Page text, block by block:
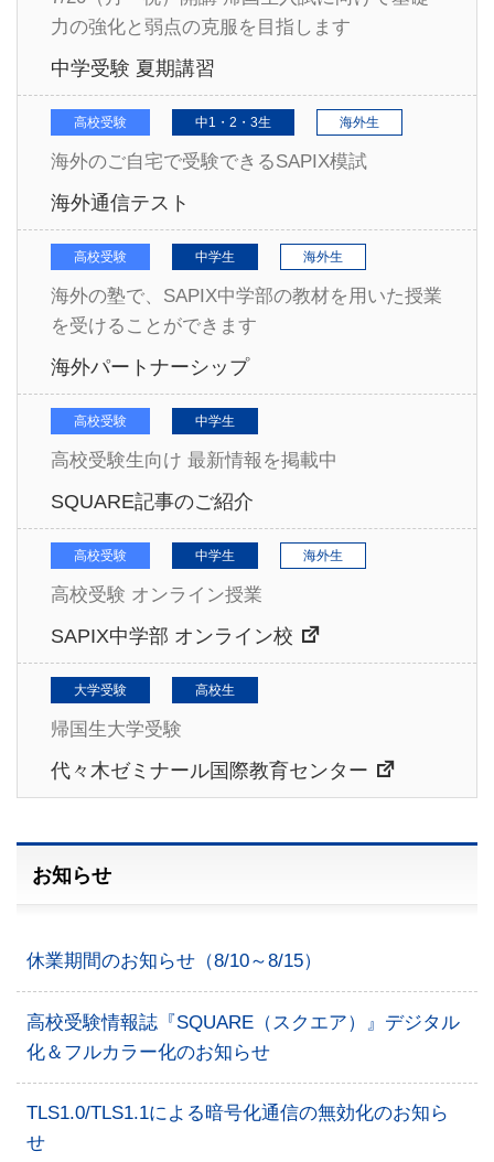
力の強化と弱点の克服を目指します
中学受験 夏期講習
高校受験 中1・2・3生 海外生
海外のご自宅で受験できるSAPIX模試
海外通信テスト
高校受験 中学生 海外生
海外の塾で、SAPIX中学部の教材を用いた授業
を受けることができます
海外パートナーシップ
高校受験 中学生
高校受験生向け 最新情報を掲載中
SQUARE記事のご紹介
高校受験 中学生 海外生
高校受験 オンライン授業
SAPIX中学部 オンライン校
大学受験 高校生
帰国生大学受験
代々木ゼミナール国際教育センター
お知らせ
休業期間のお知らせ（8/10～8/15）
高校受験情報誌『SQUARE（スクエア）』デジタル
化＆フルカラー化のお知らせ
TLS1.0/TLS1.1による暗号化通信の無効化のお知ら
せ